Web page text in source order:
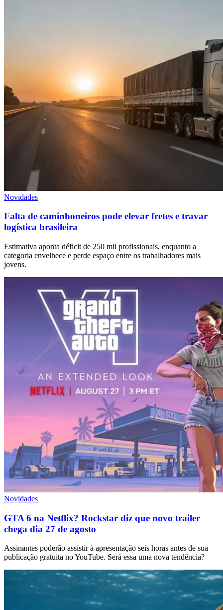
Novidades
Falta de caminhoneiros pode elevar fretes e travar
logística brasileira
Estimativa aponta déficit de 250 mil profissionais, enquanto a
categoria envelhece e perde espaço entre os trabalhadores mais
jovens.
Novidades
GTA 6 na Netflix? Rockstar diz que novo trailer
chega dia 27 de agosto
Assinantes poderão assistir à apresentação seis horas antes de sua
publicação gratuita no YouTube. Será essa uma nova tendência?